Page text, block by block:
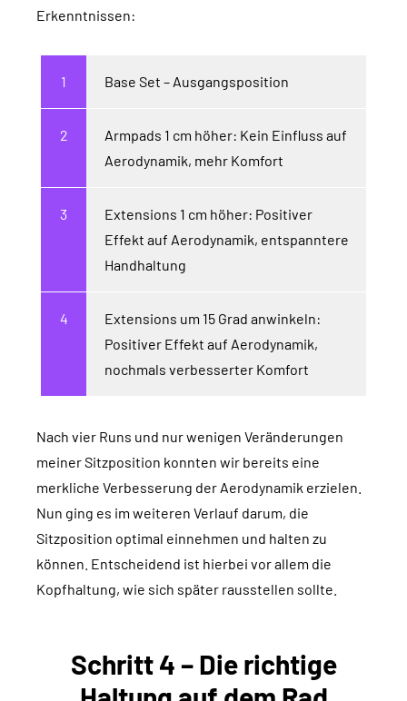
Erkenntnissen:
Base Set – Ausgangsposition
Armpads 1 cm höher: Kein Einfluss auf
Aerodynamik, mehr Komfort
Extensions 1 cm höher: Positiver
Effekt auf Aerodynamik, entspanntere
Handhaltung
Extensions um 15 Grad anwinkeln:
Positiver Effekt auf Aerodynamik,
nochmals verbesserter Komfort
Nach vier Runs und nur wenigen Veränderungen
meiner Sitzposition konnten wir bereits eine
merkliche Verbesserung der Aerodynamik erzielen.
Nun ging es im weiteren Verlauf darum, die
Sitzposition optimal einnehmen und halten zu
können. Entscheidend ist hierbei vor allem die
Kopfhaltung, wie sich später rausstellen sollte.
Schritt 4 – Die richtige